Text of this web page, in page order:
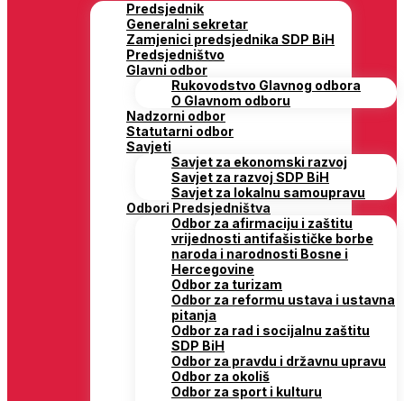
Predsjednik
Generalni sekretar
Zamjenici predsjednika SDP BiH
Predsjedništvo
Glavni odbor
Rukovodstvo Glavnog odbora
O Glavnom odboru
Nadzorni odbor
Statutarni odbor
Savjeti
Savjet za ekonomski razvoj
Savjet za razvoj SDP BiH
Savjet za lokalnu samoupravu
Odbori Predsjedništva
Odbor za afirmaciju i zaštitu
vrijednosti antifašističke borbe
naroda i narodnosti Bosne i
Hercegovine
Odbor za turizam
Odbor za reformu ustava i ustavna
pitanja
Odbor za rad i socijalnu zaštitu
SDP BiH
Odbor za pravdu i državnu upravu
Odbor za okoliš
Odbor za sport i kulturu